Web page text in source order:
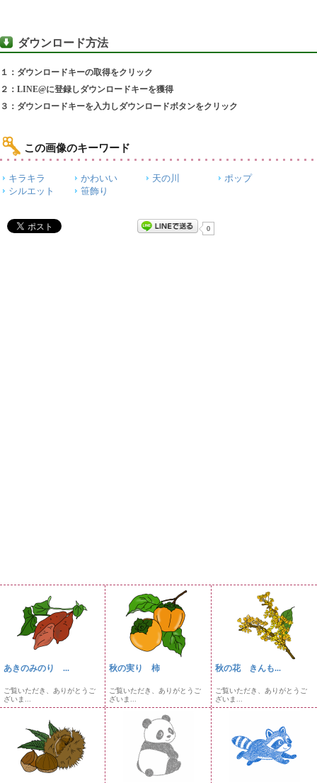
ダウンロード方法
１：ダウンロードキーの取得をクリック
２：LINE@に登録しダウンロードキーを獲得
３：ダウンロードキーを入力しダウンロードボタンをクリック
この画像のキーワード
キラキラ かわいい 天の川
ポップ
シルエット
笹飾り
0
あきのみのり ...
ご覧いただき、ありがとうご
ざいま...
秋の実り 柿
ご覧いただき、ありがとうご
ざいま...
秋の花 きんも...
ご覧いただき、ありがとうご
ざいま...